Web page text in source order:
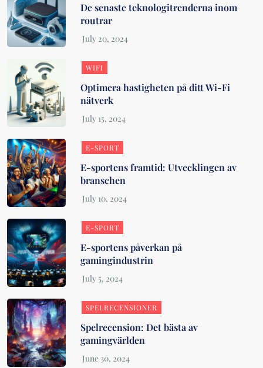
De senaste teknologitrenderna inom
routrar
WIFI
Optimera hastigheten på ditt Wi-Fi
nätverk
E-SPORT
E-sportens framtid: Utvecklingen av
branschen
E-SPORT
E-sportens påverkan på
gamingindustrin
SPELRECENSIONER
Spelrecension: Det bästa av
gamingvärlden